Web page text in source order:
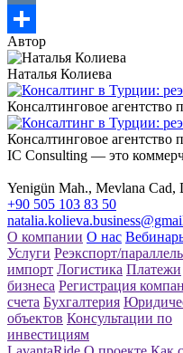
VK
Отправить
Автор
Наталья Колиева
Консалтинговое агентство
Консалтинговое агентство
IC Consulting — это
Yenigün Mah., Mevlana Cad,
+90 505 103 83 50
О компании О нас
Услуги Реэкспорт/
импорт Логистика Платежи
бизнеса Регистрация
счета Бухгалтерия
объектов Консультации по
инвестициям